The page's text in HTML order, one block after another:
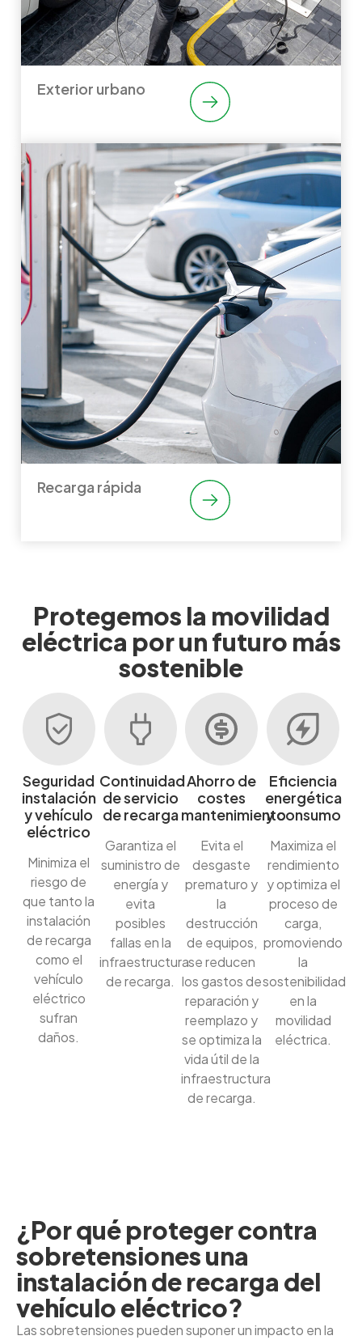
Exterior urbano
Recarga rápida
Protegemos la movilidad
eléctrica por un futuro más
sostenible
Seguridad
instalación
y vehículo
eléctrico
Minimiza el
riesgo de
que tanto la
instalación
de recarga
como el
vehículo
eléctrico
sufran
daños.
Continuidad
de servicio
de recarga
Garantiza el
suministro de
energía y
evita
posibles
fallas en la
infraestructura
de recarga.
Ahorro de
costes
mantenimiento
Evita el
desgaste
prematuro y
la
destrucción
de equipos,
se reducen
los gastos de
reparación y
reemplazo y
se optimiza la
vida útil de la
infraestructura
de recarga.
Eficiencia
energética
y consumo
Maximiza el
rendimiento
y optimiza el
proceso de
carga,
promoviendo
la
sostenibilidad
en la
movilidad
eléctrica.
¿Por qué proteger contra
sobretensiones una
instalación de recarga del
vehículo eléctrico?
Las sobretensiones pueden suponer un impacto en la